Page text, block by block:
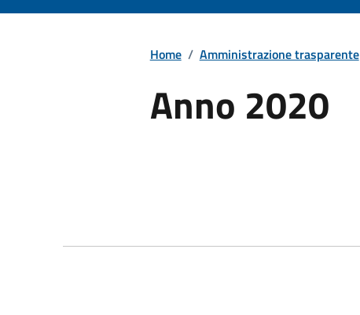
Home / Amministrazione trasparente
Anno 2020